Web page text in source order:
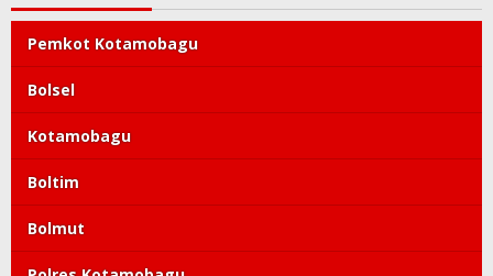
Pemkot Kotamobagu
Bolsel
Kotamobagu
Boltim
Bolmut